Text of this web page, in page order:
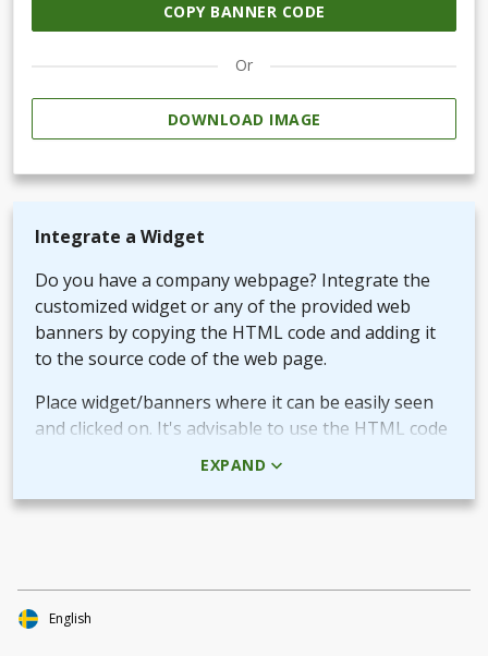
COPY BANNER CODE
Or
DOWNLOAD IMAGE
Integrate a Widget
Do you have a company webpage? Integrate the
customized widget or any of the provided web
banners by copying the HTML code and adding it
to the source code of the web page.
Place widget/banners where it can be easily seen
and clicked on. It's advisable to use the HTML code
rather than the picture + URL as it then will be
and printed marketing material you create and use
to market your fundraiser.
EXPAND
English